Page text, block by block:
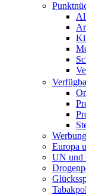
Werbung
Europa
UN und